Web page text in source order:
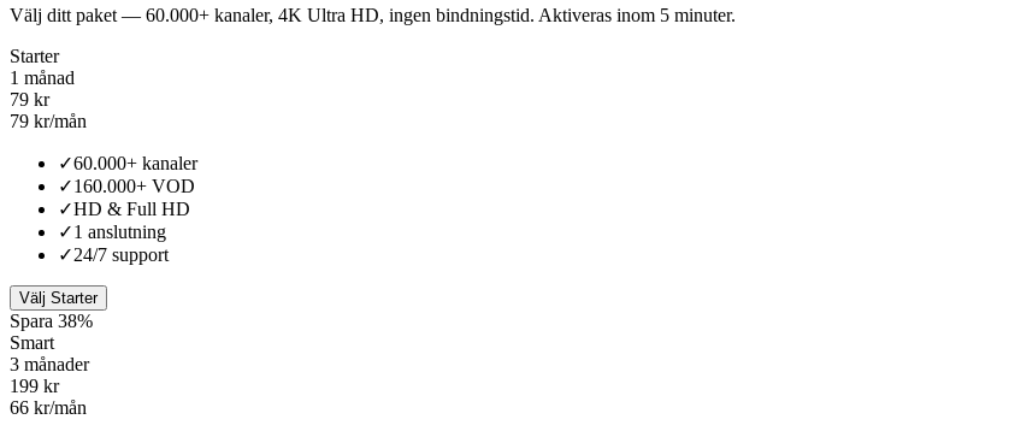
Välj ditt paket — 60.000+ kanaler, 4K Ultra HD, ingen bindningstid. Aktiveras inom 5 minuter.
Starter
1 månad
79 kr
79 kr/mån
✓60.000+ kanaler
✓160.000+ VOD
✓HD & Full HD
✓1 anslutning
✓24/7 support
Välj Starter
Spara 38%
Smart
3 månader
199 kr
66 kr/mån